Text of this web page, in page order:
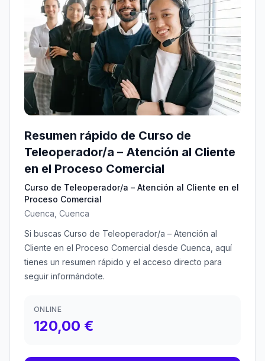
Resumen rápido de Curso de
Teleoperador/a – Atención al Cliente
en el Proceso Comercial
Curso de Teleoperador/a – Atención al Cliente en el
Proceso Comercial
Cuenca, Cuenca
Si buscas Curso de Teleoperador/a – Atención al
Cliente en el Proceso Comercial desde Cuenca, aquí
tienes un resumen rápido y el acceso directo para
seguir informándote.
ONLINE
120,00 €